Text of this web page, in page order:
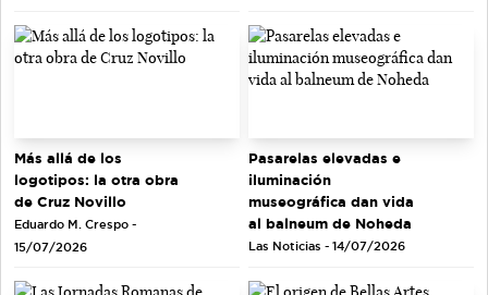
Más allá de los
logotipos: la otra obra
de Cruz Novillo
Eduardo M. Crespo -
15/07/2026
Pasarelas elevadas e
iluminación
museográfica dan vida
al balneum de Noheda
Las Noticias - 14/07/2026